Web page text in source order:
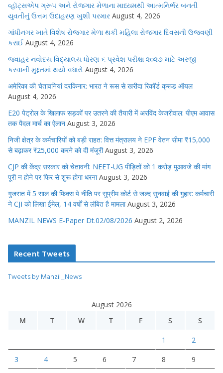
વ્હૉટ્સએપ ગ્રૂપ અને રોજગાર મેળાના માધ્યમથી આત્મનિર્ભર બનતી
યુવતીનું ઉત્તમ ઉદાહરણ ખુશી પરમાર August 4, 2026
ગાંધીનગર ખાતે વિશેષ રોજગાર મેળા થકી મહિલા રોજગાર દિવસની ઉજવણી
કરાઈ August 4, 2026
જવાહર નવોદય વિદ્યાલય ધોરણ-૬ પ્રવેશ પરીક્ષા ૨૦૨૭ માટે અરજી
કરવાની મુદ્દતમાં થયો વધારો August 4, 2026
अमेरिका की चेतावनियां दरकिनार: भारत ने रूस से खरीदा रिकॉर्ड क्रूड ऑयल
August 4, 2026
E20 पेट्रोल के खिलाफ सड़कों पर उतरने की तैयारी में अरविंद केजरीवाल: पीएम आवास
तक पैदल मार्च का ऐलान August 3, 2026
निजी क्षेत्र के कर्मचारियों को बड़ी राहत: वित्त मंत्रालय ने EPF वेतन सीमा ₹15,000
से बढ़ाकर ₹25,000 करने को दी मंजूरी August 3, 2026
CJP की केंद्र सरकार को चेतावनी: NEET-UG पीड़ितों को 1 करोड़ मुआवजे की मांग
पूरी न होने पर फिर से शुरू होगा धरना August 3, 2026
गुजरात में 5 साल की फिक्स पे नीति पर सुप्रीम कोर्ट से जल्द सुनवाई की गुहार: कर्मचारी
ने CJI को लिखा ईमेल, 14 वर्षों से लंबित है मामला August 3, 2026
MANZIL NEWS E-Paper Dt.02/08/2026 August 2, 2026
Recent Tweets
Tweets by Manzil_News
August 2026
M
T W T F S S
1 2
3 4 5 6 7 8 9